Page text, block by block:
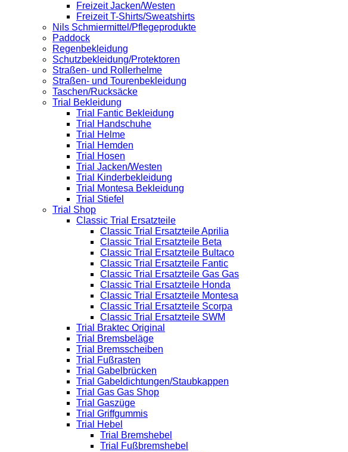
Freizeit Jacken/Westen
Freizeit T-Shirts/Sweatshirts
Nils Schmiermittel/Pflegeprodukte
Paddock
Regenbekleidung
Schutzbekleidung/Protektoren
Straßen- und Rollerhelme
Straßen- und Tourenbekleidung
Taschen/Rucksäcke
Trial Bekleidung
Trial Fantic Bekleidung
Trial Handschuhe
Trial Helme
Trial Hemden
Trial Hosen
Trial Jacken/Westen
Trial Kinderbekleidung
Trial Montesa Bekleidung
Trial Stiefel
Trial Shop
Classic Trial Ersatzteile
Classic Trial Ersatzteile Aprilia
Classic Trial Ersatzteile Beta
Classic Trial Ersatzteile Bultaco
Classic Trial Ersatzteile Fantic
Classic Trial Ersatzteile Gas Gas
Classic Trial Ersatzteile Honda
Classic Trial Ersatzteile Montesa
Classic Trial Ersatzteile Scorpa
Classic Trial Ersatzteile SWM
Trial Braktec Original
Trial Bremsbeläge
Trial Bremsscheiben
Trial Fußrasten
Trial Gabelbrücken
Trial Gabeldichtungen/Staubkappen
Trial Gas Gas Shop
Trial Gaszüge
Trial Griffgummis
Trial Hebel
Trial Bremshebel
Trial Fußbremshebel